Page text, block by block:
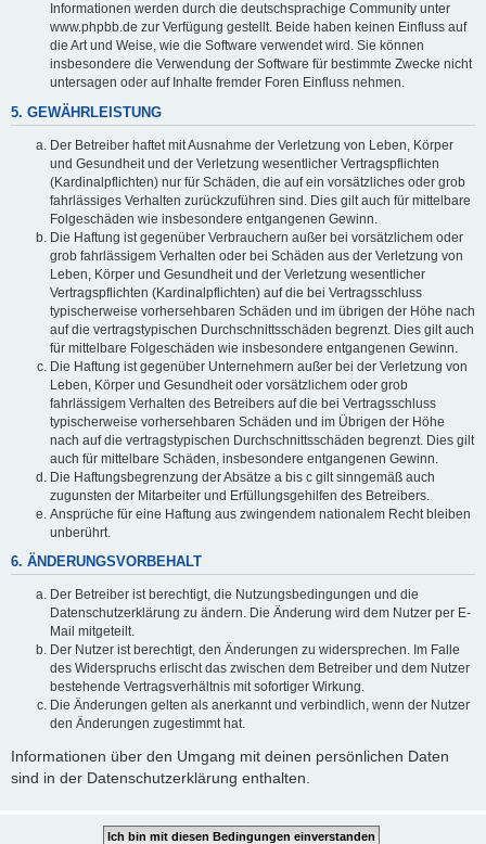
Informationen werden durch die deutschsprachige Community unter
www.phpbb.de zur Verfügung gestellt. Beide haben keinen Einfluss auf
die Art und Weise, wie die Software verwendet wird. Sie können
insbesondere die Verwendung der Software für bestimmte Zwecke nicht
untersagen oder auf Inhalte fremder Foren Einfluss nehmen.
5. GEWÄHRLEISTUNG
Der Betreiber haftet mit Ausnahme der Verletzung von Leben, Körper
und Gesundheit und der Verletzung wesentlicher Vertragspflichten
(Kardinalpflichten) nur für Schäden, die auf ein vorsätzliches oder grob
fahrlässiges Verhalten zurückzuführen sind. Dies gilt auch für mittelbare
Folgeschäden wie insbesondere entgangenen Gewinn.
Die Haftung ist gegenüber Verbrauchern außer bei vorsätzlichem oder
grob fahrlässigem Verhalten oder bei Schäden aus der Verletzung von
Leben, Körper und Gesundheit und der Verletzung wesentlicher
Vertragspflichten (Kardinalpflichten) auf die bei Vertragsschluss
typischerweise vorhersehbaren Schäden und im übrigen der Höhe nach
auf die vertragstypischen Durchschnittsschäden begrenzt. Dies gilt auch
für mittelbare Folgeschäden wie insbesondere entgangenen Gewinn.
Die Haftung ist gegenüber Unternehmern außer bei der Verletzung von
Leben, Körper und Gesundheit oder vorsätzlichem oder grob
fahrlässigem Verhalten des Betreibers auf die bei Vertragsschluss
typischerweise vorhersehbaren Schäden und im Übrigen der Höhe
nach auf die vertragstypischen Durchschnittsschäden begrenzt. Dies gilt
auch für mittelbare Schäden, insbesondere entgangenen Gewinn.
Die Haftungsbegrenzung der Absätze a bis c gilt sinngemäß auch
zugunsten der Mitarbeiter und Erfüllungsgehilfen des Betreibers.
Ansprüche für eine Haftung aus zwingendem nationalem Recht bleiben
unberührt.
6. ÄNDERUNGSVORBEHALT
Der Betreiber ist berechtigt, die Nutzungsbedingungen und die
Datenschutzerklärung zu ändern. Die Änderung wird dem Nutzer per E-
Mail mitgeteilt.
Der Nutzer ist berechtigt, den Änderungen zu widersprechen. Im Falle
des Widerspruchs erlischt das zwischen dem Betreiber und dem Nutzer
bestehende Vertragsverhältnis mit sofortiger Wirkung.
Die Änderungen gelten als anerkannt und verbindlich, wenn der Nutzer
den Änderungen zugestimmt hat.
Informationen über den Umgang mit deinen persönlichen Daten
sind in der Datenschutzerklärung enthalten.